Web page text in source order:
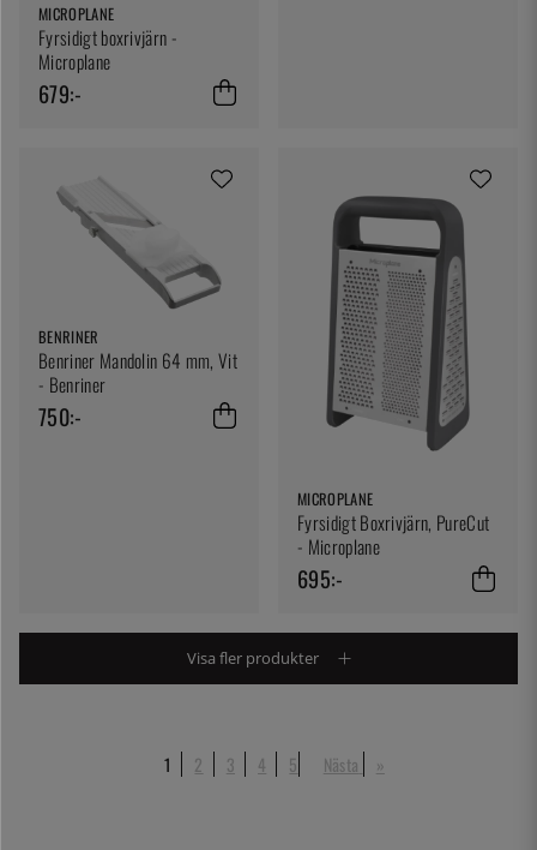
MICROPLANE
Fyrsidigt boxrivjärn -
Microplane
679:-
BENRINER
Benriner Mandolin 64 mm, Vit
- Benriner
750:-
MICROPLANE
Fyrsidigt Boxrivjärn, PureCut
- Microplane
695:-
Visa fler produkter
1 2 3 4 5 Nästa »